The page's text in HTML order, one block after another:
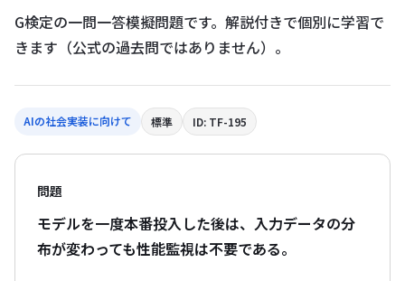
G検定の一問一答模擬問題です。解説付きで個別に学習で
きます（公式の過去問ではありません）。
AIの社会実装に向けて 標準 ID: TF-195
問題
モデルを一度本番投入した後は、入力データの分
布が変わっても性能監視は不要である。